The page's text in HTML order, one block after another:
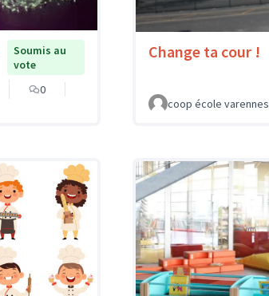
Soumis au
vote
0
Change ta cour !
coop école varennes